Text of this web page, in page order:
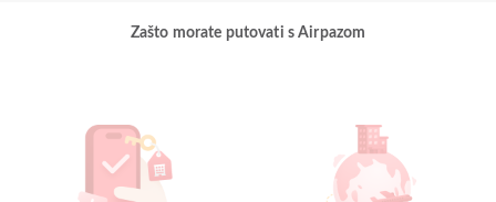
Zašto morate putovati s Airpazom